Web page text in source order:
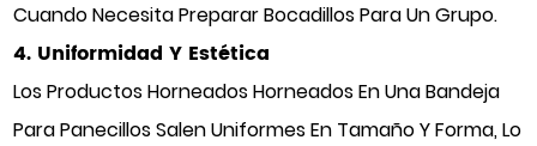
Cuando Necesita Preparar Bocadillos Para Un Grupo.
4. Uniformidad Y Estética
Los Productos Horneados Horneados En Una Bandeja
Para Panecillos Salen Uniformes En Tamaño Y Forma, Lo